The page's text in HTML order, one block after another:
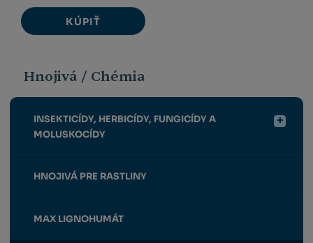
KÚPIŤ
Hnojivá / Chémia
INSEKTICÍDY, HERBICÍDY, FUNGICÍDY A
MOLUSKOCÍDY
HNOJIVÁ PRE RASTLINY
MAX LIGNOHUMÁT